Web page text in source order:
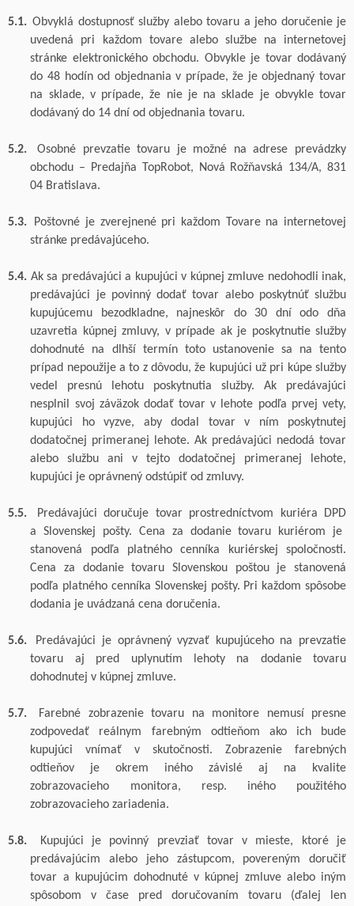
5.1. Obvyklá dostupnosťslužby alebotovaru a jeho doručenieje
uvedená pri každom tovarealebo službena internetovej
stránke elektronického obchodu. Obvykle je tovar dodávaný
do 48 hodín od objednania v prípade, že je objednaný tovar
na sklade, v prípade, že nie je na sklade je obvykle tovar
dodávaný do 14 dní od objednania tovaru.
5.2.
Osobné prevzatie tovaru je možné na adrese prevádzky
obchodu – Predajňa TopRobot, Nová Rožňavská 134/A, 831
04 Bratislava.
5.3.
Poštovné je zverejnené pri každom Tovare na internetovej
stránke predávajúceho.
5.4. Ak sa predávajúci a kupujúci v kúpnej zmluve nedohodli inak,
predávajúci je povinný dodaťtovar alebo poskytnúť službu
kupujúcemu bezodkladne, najneskôr do 30 dní odo dňa
uzavretia kúpnej zmluvy, v prípade ak je poskytnutie služby
dohodnuté na dlhší termín toto ustanovenie sa na tento
prípad nepoužije a to z dôvodu, že kupujúci už pri kúpe služby
vedel presnú lehotu poskytnutia služby. Ak predávajúci
nesplnil svoj záväzok dodaťtovar v lehote podľa prvej vety,
kupujúci ho vyzve, aby dodal tovarv ním poskytnutej
dodatočnej primeranej lehote. Ak predávajúci nedodá tovar
alebo službu ani v tejto dodatočnej primeranej lehote,
kupujúci je oprávnený odstúpiť od zmluvy.
5.5. Predávajúci doručuje tovar prostredníctvom kuriéra DPD
a
Slovenskej pošty. Cena za dodanie tovaru kuriérom je
stanovená podľa platného cenníka
kuriérskej spoločnosti.
Cena za dodanie tovaru Slovenskou poštou je stanovená
podľa platného cenníka Slovenskej pošty. Pri každom spôsobe
dodania je uvádzaná cena doručenia.
5.6.
Predávajúci je oprávnený vyzvať kupujúceho na prevzatie
tovaru
aj pred uplynutím lehoty na dodanie tovaru
dohodnutej v kúpnej zmluve.
5.7. Farebné zobrazenie tovaru na monitore nemusí
presne
zodpovedať reálnym farebným odtieňom ako ich bude
kupujúci vnímať v skutočnosti.
Zobrazenie farebných
odtieňov je okrem iného závislé aj na kvalite
zobrazovacieho
monitora, resp. iného použitého
zobrazovacieho zariadenia.
5.8.
Kupujúci je povinný prevziať tovar v mieste, ktoré je
predávajúcim alebo jeho zástupcom, povereným doručiť
tovar a kupujúcim dohodnuté v kúpnej zmluve alebo iným
spôsobom v čase pred doručovaním tovaru (ďalej len